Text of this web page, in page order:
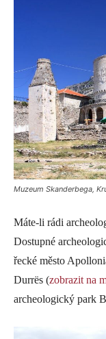
Muzeum Skanderbega,
Máte-li rádi
Dostupné
řecké město
Durrës (zobrazit na
archeologický park